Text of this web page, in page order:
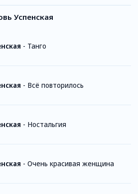
Успенская
- Танго
- Всё повторилось
- Ностальгия
- Очень красивая женщина